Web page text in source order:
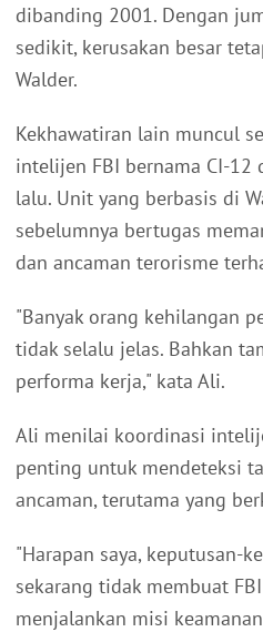
dibanding 2001. Dengan
sedikit, kerusakan besar
Walder.
Kekhawatiran lain muncul
intelijen FBI bernama CI-12
lalu. Unit yang berbasis di
sebelumnya bertugas
dan ancaman terorisme
"Banyak orang kehilangan
tidak selalu jelas. Bahkan
performa kerja," kata Ali.
Ali menilai koordinasi
penting untuk mendeteksi
ancaman, terutama yang
"Harapan saya, keputusan-
sekarang tidak membuat
menjalankan misi